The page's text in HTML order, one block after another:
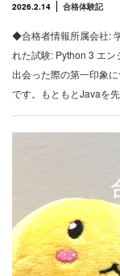
2026.2.14 合格体験記
◆合格者情報所属会社:
れた試験: Python 3 エ
出会った際の第一印象
です。もともとJavaを